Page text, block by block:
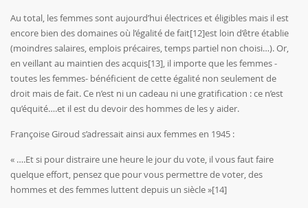
Au total, les femmes sont aujourd’hui électrices et éligibles mais il est
encore bien des domaines où l’égalité de fait[12]est loin d’être établie
(moindres salaires, emplois précaires, temps partiel non choisi…). Or,
en veillant au maintien des acquis[13], il importe que les femmes -
toutes les femmes- bénéficient de cette égalité non seulement de
droit mais de fait. Ce n’est ni un cadeau ni une gratification : ce n’est
qu’équité….et il est du devoir des hommes de les y aider.
Françoise Giroud s’adressait ainsi aux femmes en 1945 :
« ….Et si pour distraire une heure le jour du vote, il vous faut faire
quelque effort, pensez que pour vous permettre de voter, des
hommes et des femmes luttent depuis un siècle »[14]